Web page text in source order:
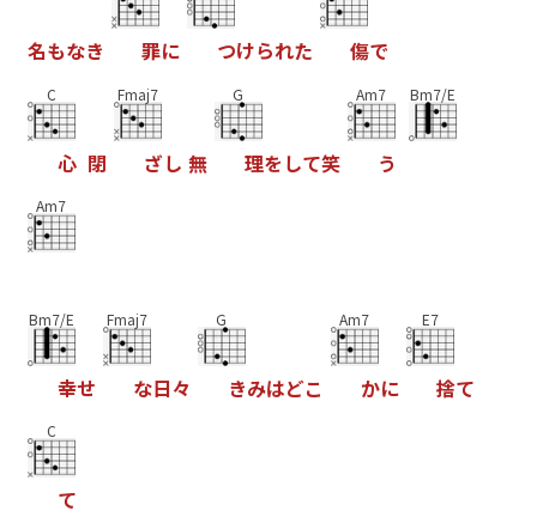
名もなき 罪に つけられた 傷で
C
心 閉
Fmaj7
ざし 無
G
理をして笑
Am7
う
Bm7/E
Am7
Bm7/E
幸せ
Fmaj7
な日々
G
きみはどこ
Am7
かに
E7
捨て
C
て